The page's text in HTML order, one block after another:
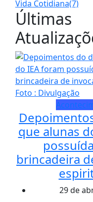
Vida Cotidiana(7)
Últimas
que alunas
brincadeira
29 de